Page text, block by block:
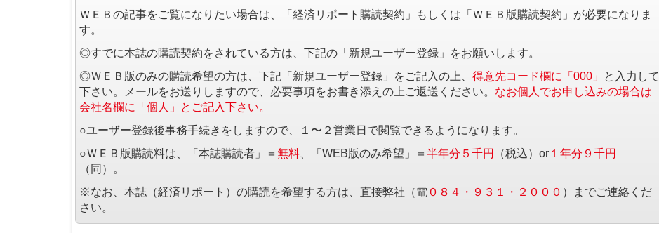
ＷＥＢの記事をご覧になりたい場合は、「経済リポート購読契約」もしくは「ＷＥＢ版購読契約」が必要になりま
す。
◎すでに本誌の購読契約をされている方は、下記の「新規ユーザー登録」をお願いします。
◎ＷＥＢ版のみの購読希望の方は、下記「新規ユーザー登録」をご記入の上、 得意先コード欄に「000」
と入力して
下さい。メールをお送りしますので、必要事項をお書き添えの上ご返送ください。 なお個人でお申し込みの場合は
会社名欄に「個人」とご記入下さい。
○ユーザー登録後事務手続きをしますので、１〜２営業日で閲覧できるようになります。
○ＷＥＢ版購読料は、「本誌購読者」＝ 無料 、「WEB版のみ希望」＝ 半年分５千円 （税込）or １年分９千円
（同）。
※なお、本誌（経済リポート）の購読を希望する方は、直接弊社（電 ０８４・９３１・２０００ ）までご連絡くだ
さい。